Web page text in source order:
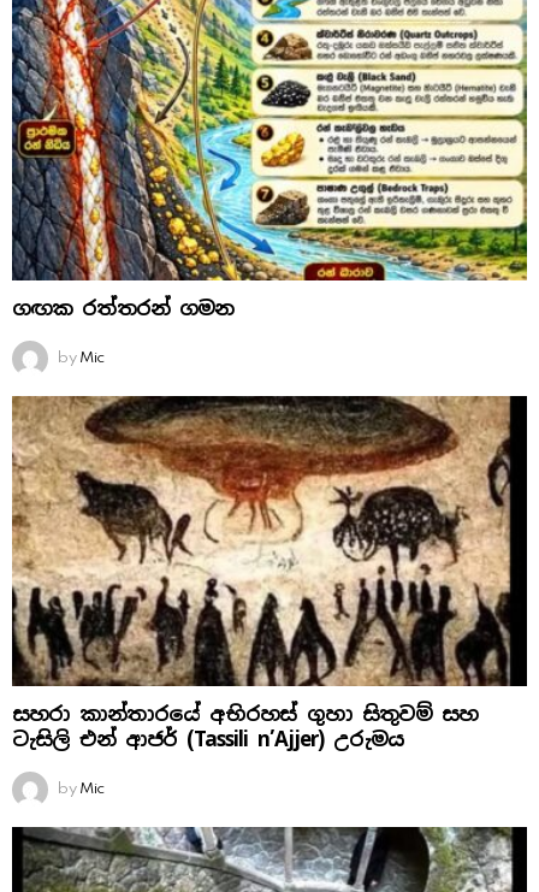
ගඟක රත්තරන් ගමන
by Mic
සහරා කාන්තාරයේ අභිරහස් ගුහා සිතුවම් සහ
ටැසිලි එන් ආජර් (Tassili n’Ajjer) උරුමය
by Mic